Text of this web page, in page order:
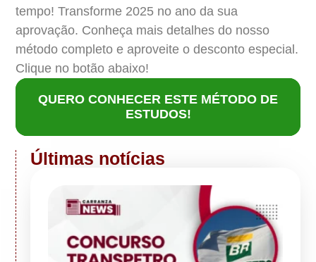
tempo! Transforme 2025 no ano da sua
aprovação. Conheça mais detalhes do nosso
método completo e aproveite o desconto especial.
Clique no botão abaixo!
QUERO CONHECER ESTE MÉTODO DE
ESTUDOS!
Últimas notícias